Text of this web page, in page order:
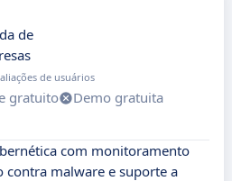
de
de usuários
gratuito
Demo gratuita
com monitoramento
contra malware e suporte a